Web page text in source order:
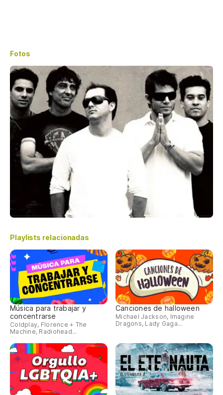
Fotos
Playlists relacionadas
Música para trabajar y
concentrarse
Coldplay, Florence + The
Machine, Radiohead...
Canciones de halloween
Michael Jackson, Imagine
Dragons, Lady Gaga...